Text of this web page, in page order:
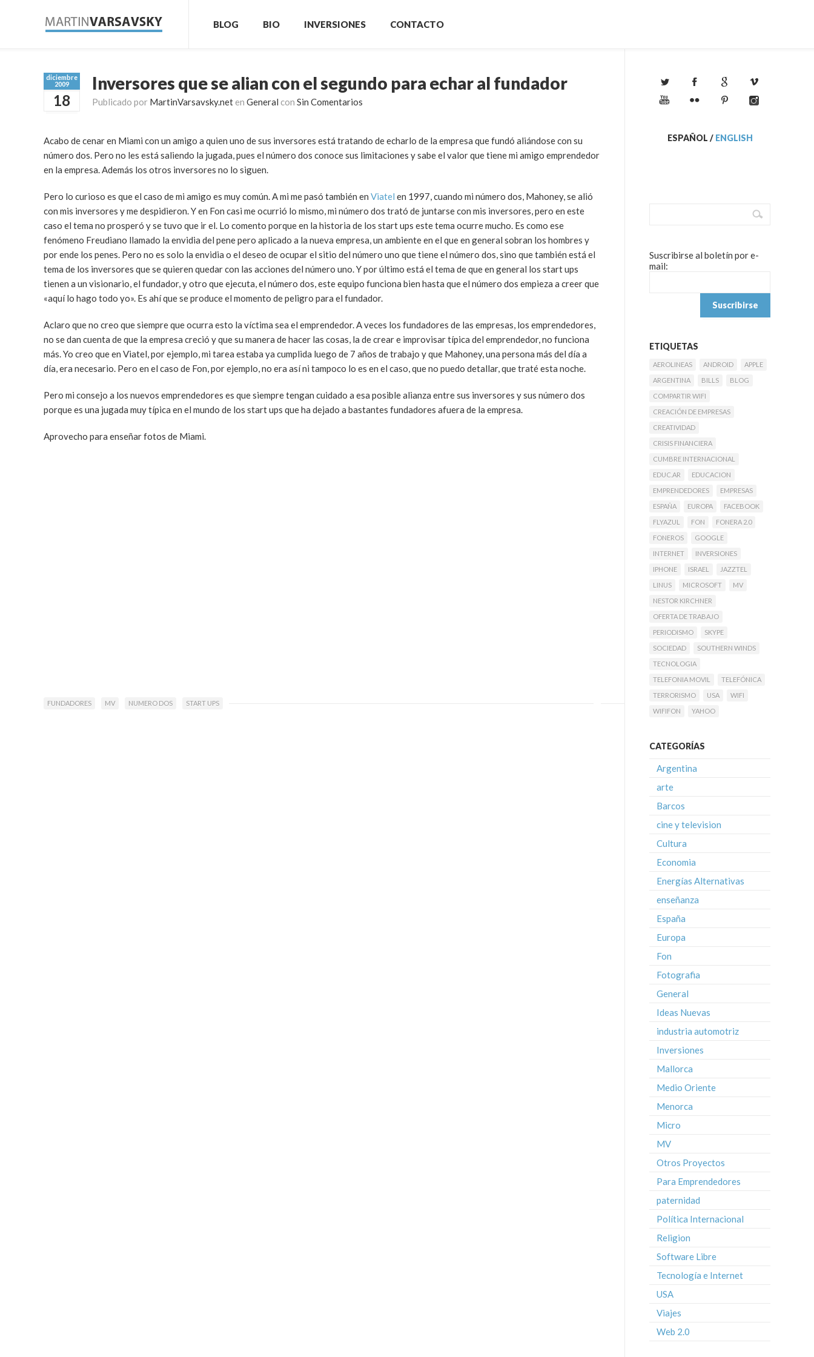
BLOG BIO INVERSIONES CONTACTO
diciembre
2009
18
Inversores que se alian con el segundo para echar al fundador
Publicado por MartinVarsavsky.net en General con Sin Comentarios
Acabo de cenar en Miami con un amigo a quien uno de sus inversores está tratando de echarlo de la empresa que fundó aliándose con su
número dos. Pero no les está saliendo la jugada, pues el número dos conoce sus limitaciones y sabe el valor que tiene mi amigo emprendedor
en la empresa. Además los otros inversores no lo siguen.
Pero lo curioso es que el caso de mi amigo es muy común. A mi me pasó también en Viatel en 1997, cuando mi número dos, Mahoney, se alió
con mis inversores y me despidieron. Y en Fon casi me ocurrió lo mismo, mi número dos trató de juntarse con mis inversores, pero en este
caso el tema no prosperó y se tuvo que ir el. Lo comento porque en la historia de los start ups este tema ocurre mucho. Es como ese
fenómeno Freudiano llamado la envidia del pene pero aplicado a la nueva empresa, un ambiente en el que en general sobran los hombres y
por ende los penes. Pero no es solo la envidia o el deseo de ocupar el sitio del número uno que tiene el número dos, sino que también está el
tema de los inversores que se quieren quedar con las acciones del número uno. Y por último está el tema de que en general los start ups
tienen a un visionario, el fundador, y otro que ejecuta, el número dos, este equipo funciona bien hasta que el número dos empieza a creer que
«aquí lo hago todo yo». Es ahí que se produce el momento de peligro para el fundador.
Aclaro que no creo que siempre que ocurra esto la víctima sea el emprendedor. A veces los fundadores de las empresas, los emprendedores,
no se dan cuenta de que la empresa creció y que su manera de hacer las cosas, la de crear e improvisar típica del emprendedor, no funciona
más. Yo creo que en Viatel, por ejemplo, mi tarea estaba ya cumplida luego de 7 años de trabajo y que Mahoney, una persona más del día a
día, era necesario. Pero en el caso de Fon, por ejemplo, no era así ni tampoco lo es en el caso, que no puedo detallar, que traté esta noche.
Pero mi consejo a los nuevos emprendedores es que siempre tengan cuidado a esa posible alianza entre sus inversores y sus número dos
porque es una jugada muy típica en el mundo de los start ups que ha dejado a bastantes fundadores afuera de la empresa.
Aprovecho para enseñar fotos de Miami.
FUNDADORES MV NUMERO DOS START UPS
ESPAÑOL / ENGLISH
Suscribirse al boletín por e-
mail:
ETIQUETAS
AEROLINEAS ANDROID
APPLE
ARGENTINA
BILLS
BLOG
COMPARTIR WIFI
CREACIÓN DE EMPRESAS
CREATIVIDAD
CRISIS FINANCIERA
CUMBRE INTERNACIONAL
EDUC.AR
EDUCACION
EMPRENDEDORES
EMPRESAS
ESPAÑA
EUROPA
FACEBOOK
FLYAZUL
FON
FONERA 2.0
FONEROS
GOOGLE
INTERNET
INVERSIONES
IPHONE
ISRAEL
JAZZTEL
LINUS
MICROSOFT
MV
NESTOR KIRCHNER
OFERTA DE TRABAJO
PERIODISMO
SKYPE
SOCIEDAD
SOUTHERN WINDS
TECNOLOGIA
TELEFONIA MOVIL
TELEFÓNICA
TERRORISMO
USA
WIFI
WIFIFON
YAHOO
CATEGORÍAS
Argentina
arte
Barcos
cine y television
Cultura
Economia
Energías Alternativas
enseñanza
España
Europa
Fon
Fotografia
General
Ideas Nuevas
industria automotriz
Inversiones
Mallorca
Medio Oriente
Menorca
Micro
MV
Otros Proyectos
Para Emprendedores
paternidad
Política Internacional
Religion
Software Libre
Tecnología e Internet
USA
Viajes
Web 2.0